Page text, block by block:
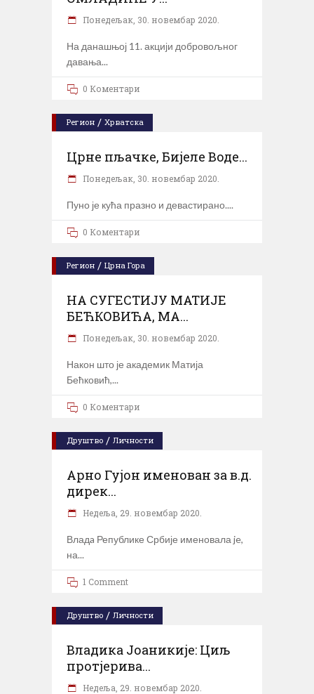
Понедељак, 30. новембар 2020.
На данашњој 11. акцији добровољног
давања
0 Коментари
Регион / Хрватска
Црне пљачке, Бијеле Воде...
Понедељак, 30. новембар 2020.
Пуно је кућа празно и девастирано.
0 Коментари
Регион / Црна Гора
НА СУГЕСТИЈУ МАТИЈЕ
БЕЋКОВИЋА, МА...
Понедељак, 30. новембар 2020.
Након што је академик Матија
Бећковић,
0 Коментари
Друштво / Личности
Арно Гујон именован за в.д.
дирек...
Недеља, 29. новембар 2020.
Владa Републике Србије именовала je,
на
1 Comment
Друштво / Личности
Владика Јоаникије: Циљ
протјерива...
Недеља, 29. новембар 2020.